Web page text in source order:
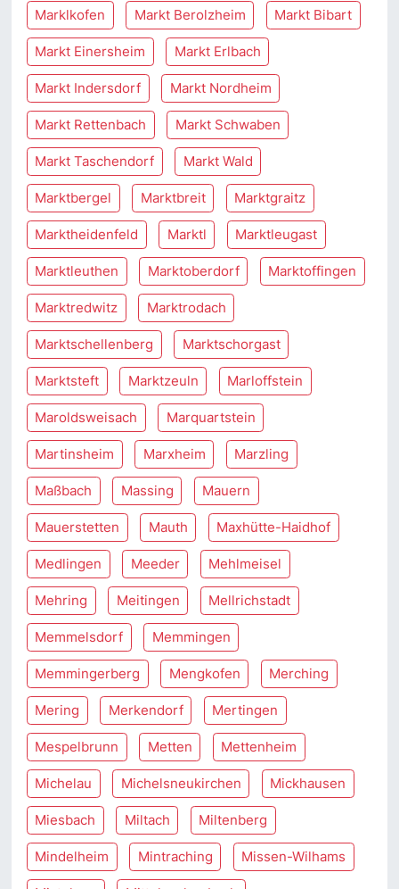
Marklkofen Markt Berolzheim Markt Bibart
Markt Einersheim Markt Erlbach
Markt Indersdorf Markt Nordheim
Markt Rettenbach Markt Schwaben
Markt Taschendorf Markt Wald
Marktbergel Marktbreit Marktgraitz
Marktheidenfeld Marktl Marktleugast
Marktleuthen Marktoberdorf Marktoffingen
Marktredwitz Marktrodach
Marktschellenberg Marktschorgast
Marktsteft Marktzeuln Marloffstein
Maroldsweisach Marquartstein
Martinsheim Marxheim Marzling
Maßbach Massing Mauern
Mauerstetten Mauth Maxhütte-Haidhof
Medlingen Meeder Mehlmeisel
Mehring Meitingen Mellrichstadt
Memmelsdorf Memmingen
Memmingerberg Mengkofen Merching
Mering Merkendorf Mertingen
Mespelbrunn Metten Mettenheim
Michelau Michelsneukirchen Mickhausen
Miesbach Miltach Miltenberg
Mindelheim Mintraching Missen-Wilhams